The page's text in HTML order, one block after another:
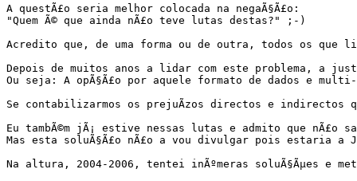
A questÃ£o seria melhor colocada na negaÃ§Ã£o:
"Quem Ã© que ainda nÃ£o teve lutas destas?" ;-)
Acredito que, de uma forma ou de outra, todos os que
Depois de muitos anos a lidar com este problema, a
Ou seja: A opÃ§Ã£o por aquele formato de dados e multi-
Se contabilizarmos os prejuÃ­zos directos e indirectos
Eu tambÃ©m jÃ¡ estive nessas lutas e admito que
Mas esta soluÃ§Ã£o nÃ£o a vou divulgar pois estaria a JOGAR
Na altura, 2004-2006, tentei inÃºmeras soluÃ§Ãµes e